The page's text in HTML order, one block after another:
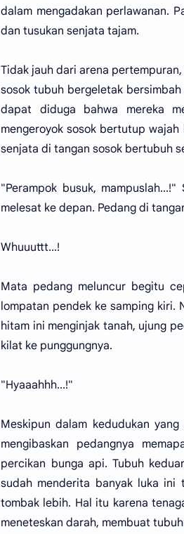
dalam mengadakan perlawanan.
dan tusukan senjata tajam.
Tidak jauh dari arena
sosok tubuh bergeletak
dapat diduga bahwa mereka
mengeroyok sosok bertutup
senjata di tangan sosok bertubuh
"Perampok busuk,
melesat ke depan. Pedang di
Whuuuttt...!
Mata pedang meluncur begitu
lompatan pendek ke samping kiri.
hitam ini menginjak tanah, ujung
kilat ke punggungnya.
"Hyaaahhh...!"
Meskipun dalam kedudukan
mengibaskan pedangnya
percikan bunga api. Tubuh
sudah menderita banyak luka ini
tombak lebih. Hal itu karena
meneteskan darah, membuat